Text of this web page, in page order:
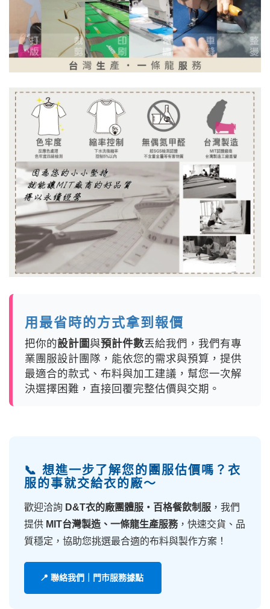
用最省時的方式拿到報價
把你的設計圖與預計件數丟給我們，我們有專
業團服設計團隊，能依您的需求與預算，提供
最適合的款式、布料與加工建議，幫您一次解
決選擇困難，直接回覆完整估價與交期。
📞 想進一步了解您的團服估價嗎？衣
服的事就交給衣的廠～
歡迎洽詢 D&T衣的廠團體服・百格餐飲制服 ，我們
提供 MIT台灣製造、一條龍生產服務，快速交貨、品
質穩定，協助您挑選最合適的布料與製作方案！
📍 聯絡我們｜門市服務據點